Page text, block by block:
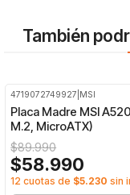
También
4719072749927 MSI
Placa Madre MSI
M.2, MicroATX)
$89.990
$58.990
12 cuotas de $5.230 sin